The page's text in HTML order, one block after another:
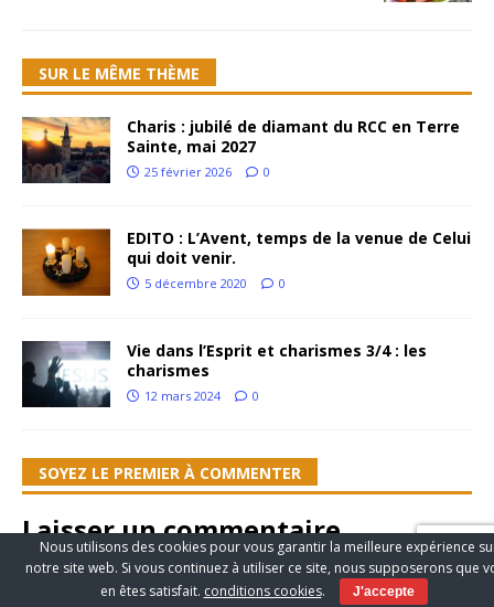
SUR LE MÊME THÈME
Charis : jubilé de diamant du RCC en Terre
Sainte, mai 2027
25 février 2026 0
EDITO : L’Avent, temps de la venue de Celui
qui doit venir.
5 décembre 2020 0
Vie dans l’Esprit et charismes 3/4 : les
charismes
12 mars 2024 0
SOYEZ LE PREMIER À COMMENTER
Laisser un commentaire
Votre adresse de messagerie ne sera pas publiée.
Nous utilisons des cookies pour vous garantir la meilleure expérience
notre site web. Si vous continuez à utiliser ce site, nous supposerons que
en êtes satisfait. conditions cookies. J'accepte